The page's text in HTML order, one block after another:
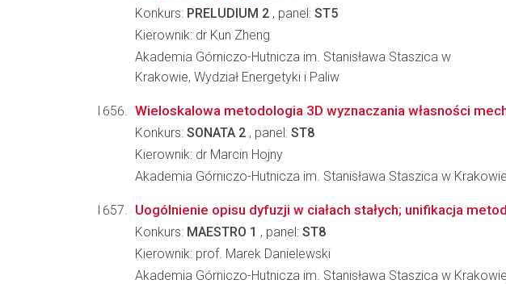
Konkurs: PRELUDIUM 2 , panel: ST5
Kierownik: dr Kun Zheng
Akademia Górniczo-Hutnicza im. Stanisława Staszica w
Krakowie, Wydział Energetyki i Paliw
Wieloskalowa metodologia 3D wyznaczania własności
Konkurs: SONATA 2 , panel: ST8
Kierownik: dr Marcin Hojny
Akademia Górniczo-Hutnicza im. Stanisława Staszica w
Uogólnienie opisu dyfuzji w ciałach stałych; unifikacja
Konkurs: MAESTRO 1 , panel: ST8
Kierownik: prof. Marek Danielewski
Akademia Górniczo-Hutnicza im. Stanisława Staszica w